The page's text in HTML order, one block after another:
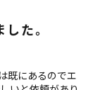
た。
既にあるのでエ